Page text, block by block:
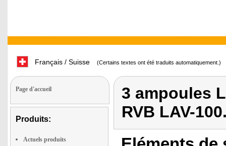
Français / Suisse (Certains textes ont été traduits automatiquement.)
Page d'accueil
Produits:
Actuels produits
3 ampoules
RVB LAV-